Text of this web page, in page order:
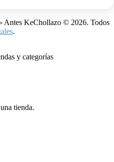
KeChollazo © 2026. Todos
.
y categorías
tienda.